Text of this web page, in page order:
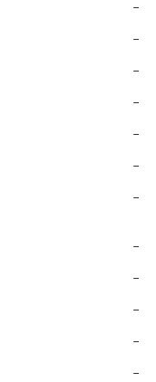
-
-
-
-
-
-
-
-
-
-
-
-